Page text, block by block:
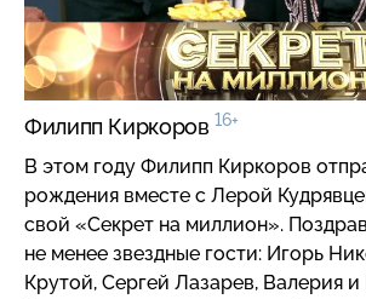
Филипп Киркоров 16+
В этом году Филипп Киркоров
рождения вместе с Лерой
свой «Секрет на миллион».
не менее звездные гости: Игорь
Крутой, Сергей Лазарев, Валерия